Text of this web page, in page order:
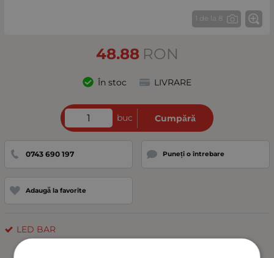
1 de la 8
48.88 RON
În stoc LIVRARE
buc Cumpără
0743 690 197 Puneți o întrebare
Adaugă la favorite
LED BAR